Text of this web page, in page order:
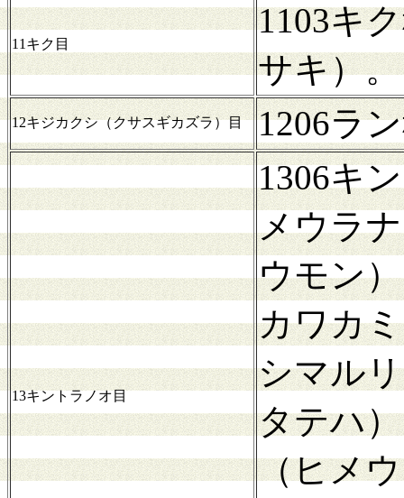
11キク目
1103キ
サキ）。
12キジカクシ（クサスギカズラ）目 1206ラ
13キントラノオ目
1306キ
メウラ
ウモン
カワカ
シマル
タテハ
（ヒメ